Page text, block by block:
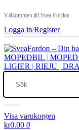
Välkommen till Svea Fordon
Logga in/Register
Visa varukorgen
kr0.00 0